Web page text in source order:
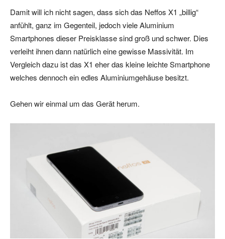
Damit will ich nicht sagen, dass sich das Neffos X1 „billig“
anfühlt, ganz im Gegenteil, jedoch viele Aluminium
Smartphones dieser Preisklasse sind groß und schwer. Dies
verleiht ihnen dann natürlich eine gewisse Massivität. Im
Vergleich dazu ist das X1 eher das kleine leichte Smartphone
welches dennoch ein edles Aluminiumgehäuse besitzt.
Gehen wir einmal um das Gerät herum.